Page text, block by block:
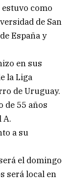
como
de San
España y
en sus
la Liga
de Uruguay.
de 55 años
A.
a su
el domingo
será local en